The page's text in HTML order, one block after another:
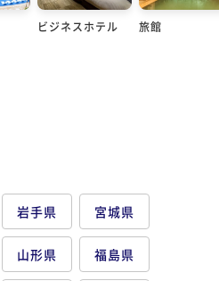
ビジネスホテル 旅館
岩手県 宮城県
山形県 福島県